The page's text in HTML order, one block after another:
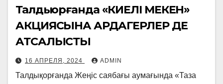
Талдықорғанда «КИЕЛІ МЕКЕН»
АКЦИЯСЫНА АРДАГЕРЛЕР ДЕ
АТСАЛЫСТЫ
16 АПРЕЛЯ, 2024 ADMIN
Талдықорғанда Жеңіс саябағы аумағында «Таза